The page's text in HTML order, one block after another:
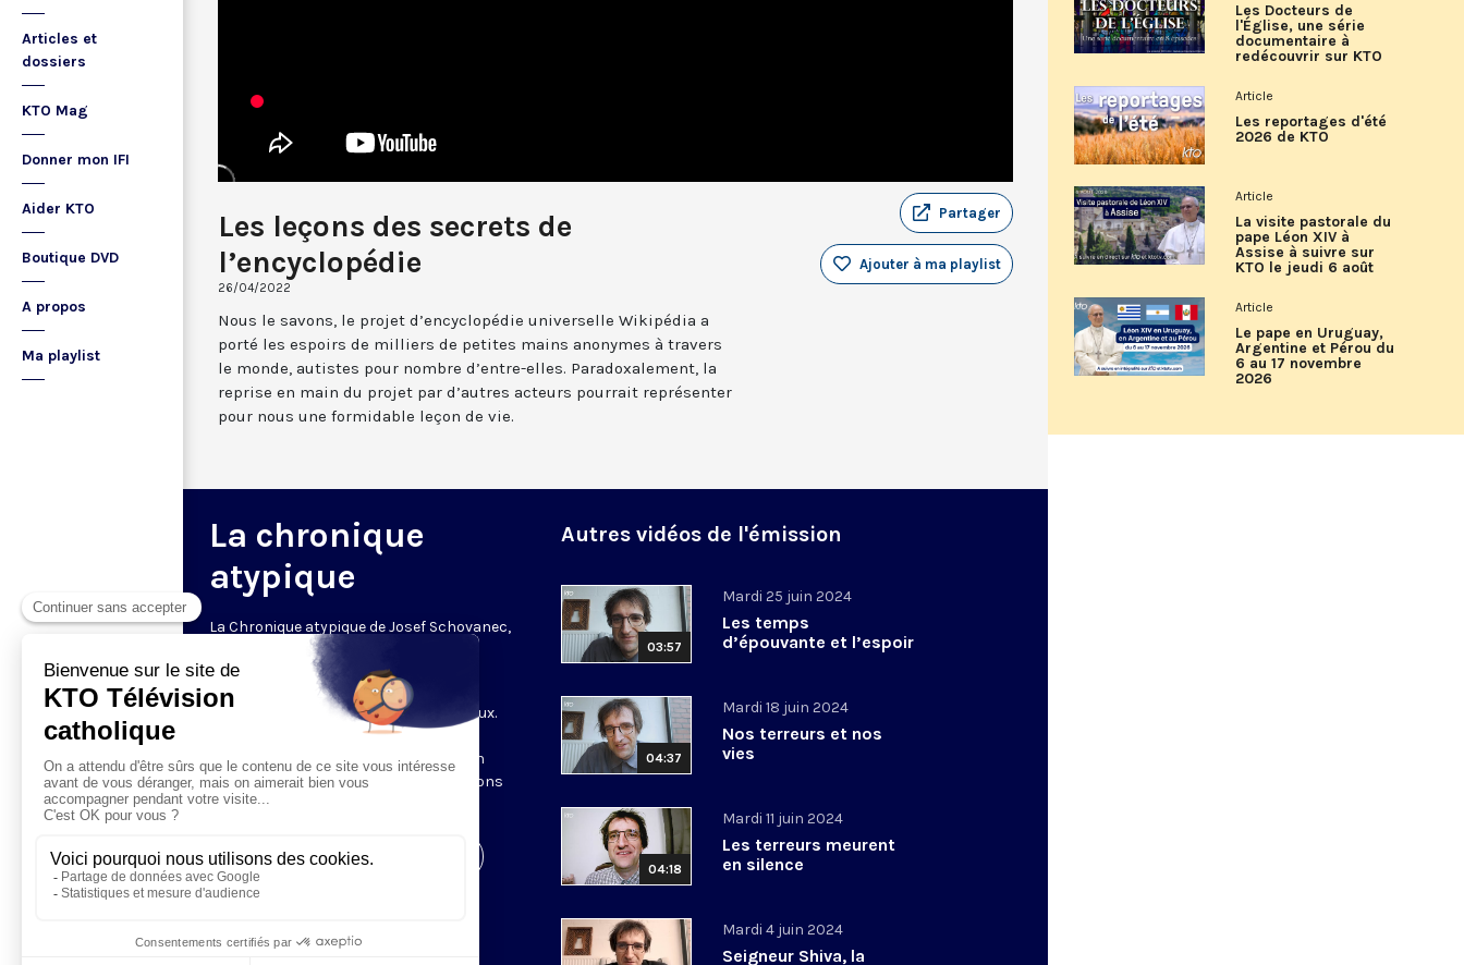
Articles et
dossiers
KTO Mag
Donner mon IFI
Aider KTO
Boutique DVD
A propos
Ma playlist
Les leçons des secrets de
l’encyclopédie
26/04/2022
Partager
Ajouter à ma playlist
Nous le savons, le projet d’encyclopédie universelle Wikipédia a
porté les espoirs de milliers de petites mains anonymes à travers
le monde, autistes pour nombre d’entre-elles. Paradoxalement, la
reprise en main du projet par d’autres acteurs pourrait représenter
pour nous une formidable leçon de vie.
La chronique
atypique
La Chronique atypique de Josef Schovanec,
un regard décalé
Le mardi • 20h30 • 6 min
Josef Schovanec est autiste et malicieux.
Chaque semaine, il observe les
comportements des « normaux » et en
dévoile les étrangetés dont nous n’avions
pas conscience.
Visiter la page de l'émission
Autres vidéos de l'émission
03:57
Mardi 25 juin 2024
Les temps
d’épouvante et l’espoir
04:37
Mardi 18 juin 2024
Nos terreurs et nos
vies
04:18
Mardi 11 juin 2024
Les terreurs meurent
en silence
Mardi 4 juin 2024
Seigneur Shiva, la
Les Docteurs de
l'Église, une série
documentaire à
redécouvrir sur KTO
Article
Les reportages d'été
2026 de KTO
Article
La visite pastorale du
pape Léon XIV à
Assise à suivre sur
KTO le jeudi 6 août
Article
Le pape en Uruguay,
Argentine et Pérou du
6 au 17 novembre
2026